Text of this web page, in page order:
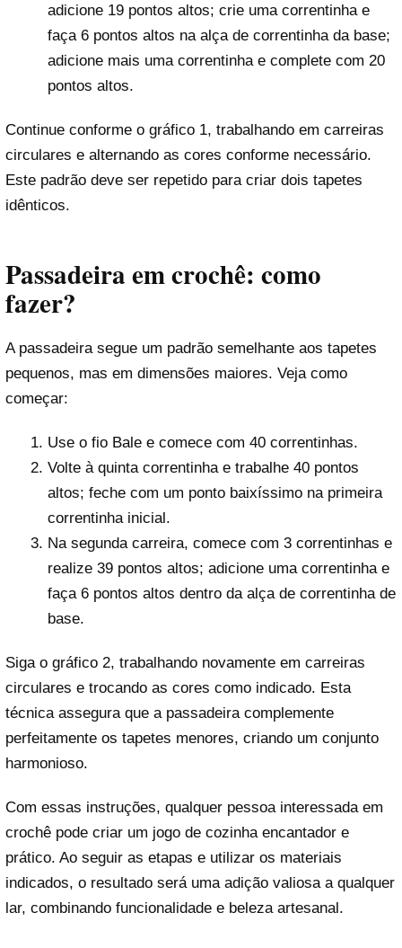
adicione 19 pontos altos; crie uma correntinha e
faça 6 pontos altos na alça de correntinha da base;
adicione mais uma correntinha e complete com 20
pontos altos.
Continue conforme o gráfico 1, trabalhando em carreiras
circulares e alternando as cores conforme necessário.
Este padrão deve ser repetido para criar dois tapetes
idênticos.
Passadeira em crochê: como
fazer?
A passadeira segue um padrão semelhante aos tapetes
pequenos, mas em dimensões maiores. Veja como
começar:
Use o fio Bale e comece com 40 correntinhas.
Volte à quinta correntinha e trabalhe 40 pontos
altos; feche com um ponto baixíssimo na primeira
correntinha inicial.
Na segunda carreira, comece com 3 correntinhas e
realize 39 pontos altos; adicione uma correntinha e
faça 6 pontos altos dentro da alça de correntinha de
base.
Siga o gráfico 2, trabalhando novamente em carreiras
circulares e trocando as cores como indicado. Esta
técnica assegura que a passadeira complemente
perfeitamente os tapetes menores, criando um conjunto
harmonioso.
Com essas instruções, qualquer pessoa interessada em
crochê pode criar um jogo de cozinha encantador e
prático. Ao seguir as etapas e utilizar os materiais
indicados, o resultado será uma adição valiosa a qualquer
lar, combinando funcionalidade e beleza artesanal.